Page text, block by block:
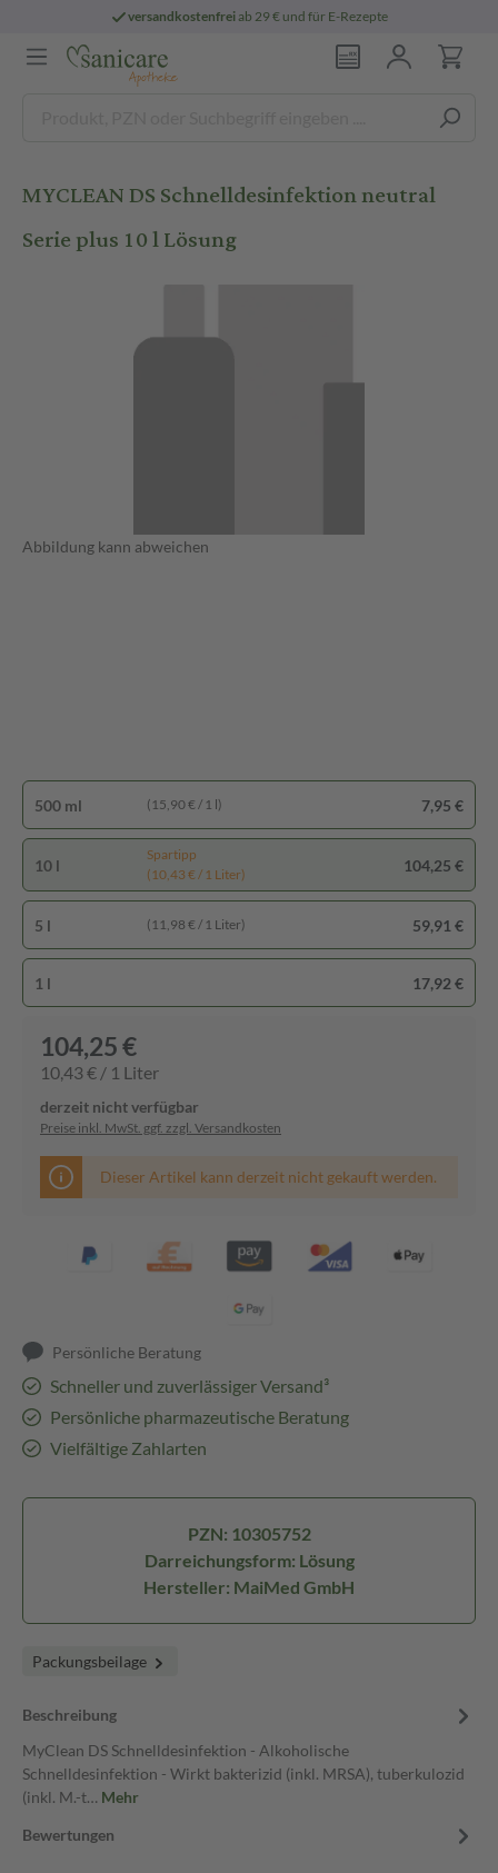
versandkostenfreiab 29 € und für E-Rezepte
MYCLEAN DS Schnelldesinfektion neutral
Serie plus 10 l Lösung
Abbildung kann abweichen
500 ml (15,90 € / 1 l) 7,95 €
10 l
Spartipp
(10,43 € / 1 Liter)
104,25 €
5 l (11,98 € / 1 Liter) 59,91 €
1 l 17,92 €
104,25 €
10,43 € / 1 Liter
derzeit nicht verfügbar
Preise inkl. MwSt. ggf. zzgl. Versandkosten
Dieser Artikel kann derzeit nicht gekauft werden.
Persönliche Beratung
Schneller und zuverlässiger Versand³
Persönliche pharmazeutische Beratung
Vielfältige Zahlarten
PZN: 10305752
Darreichungsform: Lösung
Hersteller: MaiMed GmbH
Packungsbeilage
Beschreibung
MyClean DS Schnelldesinfektion - Alkoholische
Schnelldesinfektion - Wirkt bakterizid (inkl. MRSA), tuberkulozid
(inkl. M.-t… Mehr
Bewertungen